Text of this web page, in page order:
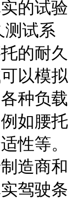
的试验
测试系
的耐久
以模拟
种负载
如腰托
性等。
造商和
驾驶条